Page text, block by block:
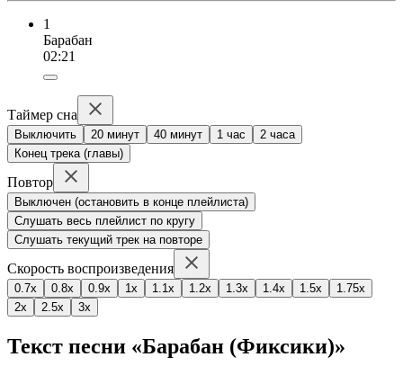
1
Барабан
02:21
Таймер сна
Выключить 20 минут 40 минут 1 час
2 часа
Конец трека (главы)
Повтор
Выключен (остановить в конце плейлиста)
Слушать весь плейлист по кругу
Слушать текущий трек на повторе
Скорость воспроизведения
0.7x 0.8x 0.9x 1x 1.1x 1.2x 1.3x 1.4x 1.5x
1.75x
2x
2.5x 3x
Текст песни «Барабан (Фиксики)»